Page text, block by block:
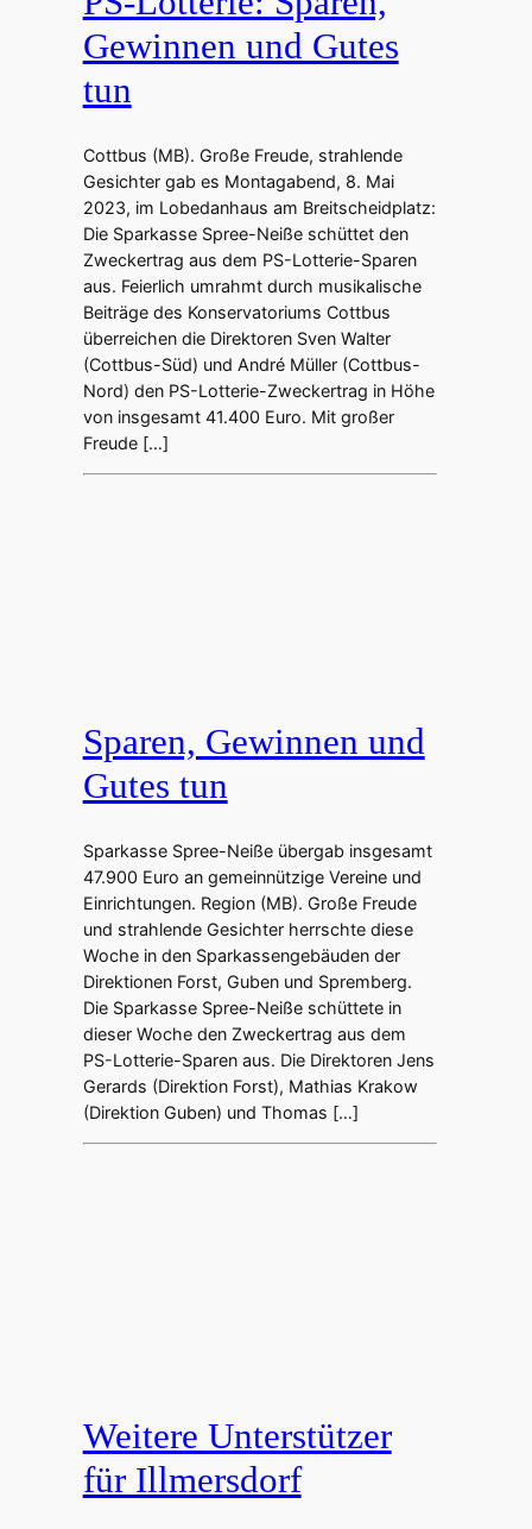
Gewinnen und Gutes
tun
Cottbus (MB). Große Freude, strahlende
Gesichter gab es Montagabend, 8. Mai
2023, im Lobedanhaus am Breitscheidplatz:
Die Sparkasse Spree-Neiße schüttet den
Zweckertrag aus dem PS-Lotterie-Sparen
aus. Feierlich umrahmt durch musikalische
Beiträge des Konservatoriums Cottbus
überreichen die Direktoren Sven Walter
(Cottbus-Süd) und André Müller (Cottbus-
Nord) den PS-Lotterie-Zweckertrag in Höhe
von insgesamt 41.400 Euro. Mit großer
Freude […]
Sparen, Gewinnen und
Gutes tun
Sparkasse Spree-Neiße übergab insgesamt
47.900 Euro an gemeinnützige Vereine und
Einrichtungen. Region (MB). Große Freude
und strahlende Gesichter herrschte diese
Woche in den Sparkassengebäuden der
Direktionen Forst, Guben und Spremberg.
Die Sparkasse Spree-Neiße schüttete in
dieser Woche den Zweckertrag aus dem
PS-Lotterie-Sparen aus. Die Direktoren Jens
Gerards (Direktion Forst), Mathias Krakow
(Direktion Guben) und Thomas […]
Weitere Unterstützer
für Illmersdorf